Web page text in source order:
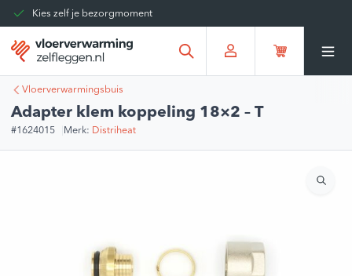
Kies zelf je bezorgmoment
Tot 30 dagen terug te sturen
Gratis verzending vanaf
€375,00*
Vloerverwarmingsbuis
Adapter klem koppeling 18×2 – T
#1624015 Merk: Distriheat